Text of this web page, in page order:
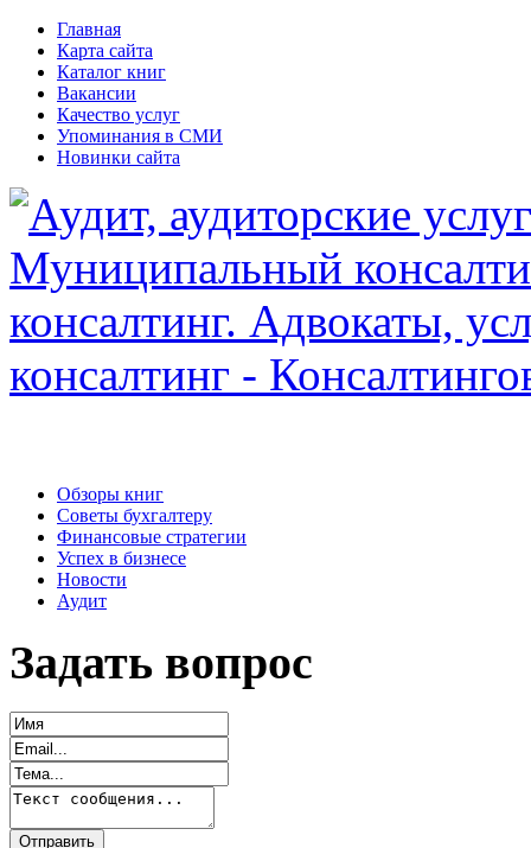
Главная
Карта сайта
Каталог книг
Вакансии
Качество услуг
Упоминания в СМИ
Новинки сайта
Обзоры книг
Советы бухгалтеру
Финансовые стратегии
Успех в бизнесе
Новости
Аудит
Задать вопрос